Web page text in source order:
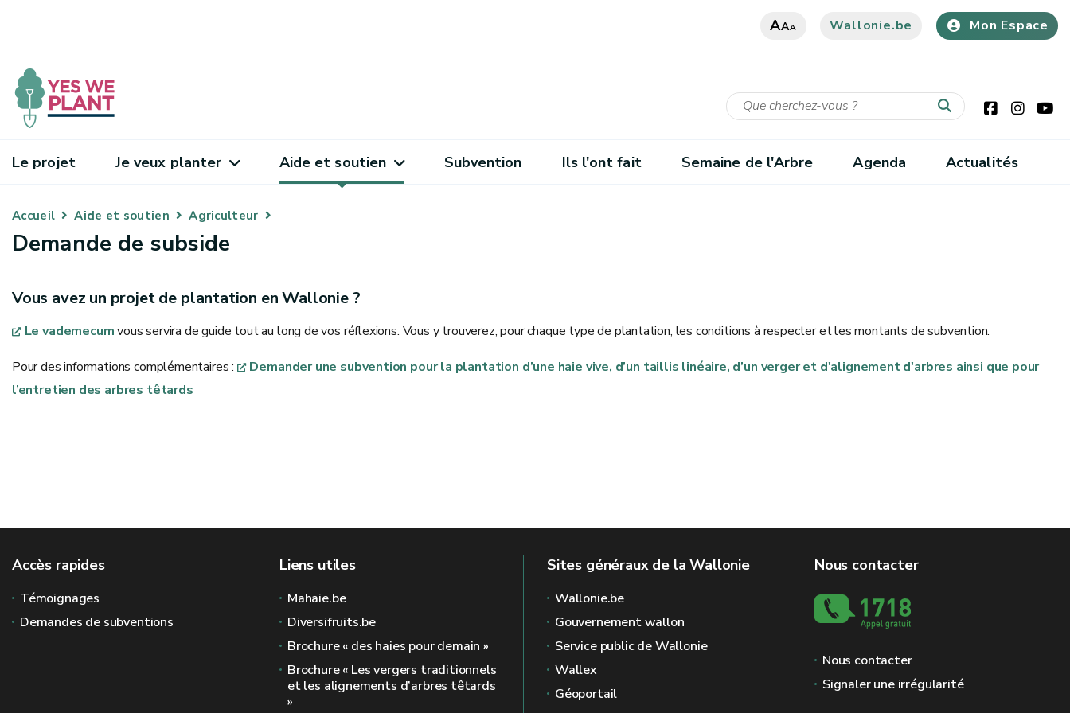
AAA Wallonie.be Mon Espace
Le projet Je veux planter Aide et soutien Subvention Ils l'ont fait Semaine de l'Arbre Agenda Actualités
Accueil Aide et soutien Agriculteur
Demande de subside
Vous avez un projet de plantation en Wallonie ?
Le vademecumvous servira de guide tout au long de vos réflexions. Vous y trouverez, pour chaque type de plantation, les conditions à respecter et les montants de subvention.
Pour des informations complémentaires :
Demander une subvention pour la plantation d’une haie vive, d’un taillis linéaire, d’un verger et d'alignement d'arbres ainsi que pour
l’entretien des arbres têtards
Accès rapides
Témoignages
Demandes de subventions
Liens utiles
Mahaie.be
Diversifruits.be
Brochure « des haies pour demain »
Brochure « Les vergers traditionnels
et les alignements d’arbres têtards
»
Sites généraux de la Wallonie
Wallonie.be
Gouvernement wallon
Service public de Wallonie
Wallex
Géoportail
Nous contacter
Nous contacter
Signaler une irrégularité